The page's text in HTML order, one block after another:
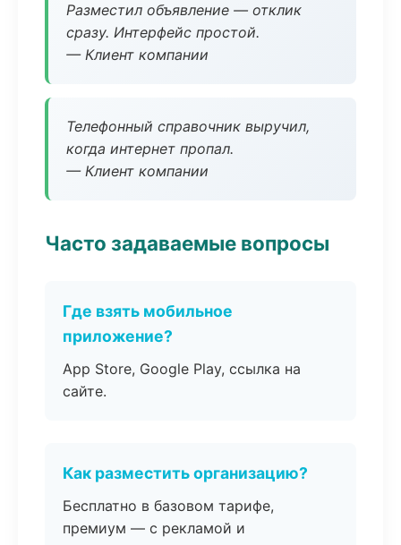
Разместил объявление — отклик
сразу. Интерфейс простой.
— Клиент компании
Телефонный справочник выручил,
когда интернет пропал.
— Клиент компании
Часто задаваемые вопросы
Где взять мобильное
приложение?
App Store, Google Play, ссылка на
сайте.
Как разместить организацию?
Бесплатно в базовом тарифе,
премиум — с рекламой и